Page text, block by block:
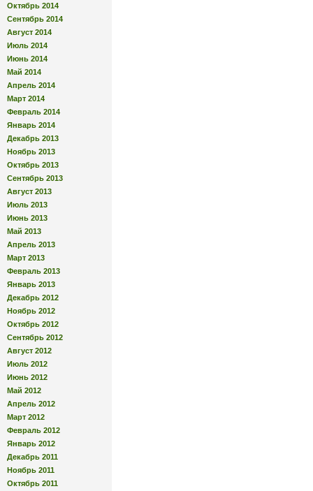
Октябрь 2014
Сентябрь 2014
Август 2014
Июль 2014
Июнь 2014
Май 2014
Апрель 2014
Март 2014
Февраль 2014
Январь 2014
Декабрь 2013
Ноябрь 2013
Октябрь 2013
Сентябрь 2013
Август 2013
Июль 2013
Июнь 2013
Май 2013
Апрель 2013
Март 2013
Февраль 2013
Январь 2013
Декабрь 2012
Ноябрь 2012
Октябрь 2012
Сентябрь 2012
Август 2012
Июль 2012
Июнь 2012
Май 2012
Апрель 2012
Март 2012
Февраль 2012
Январь 2012
Декабрь 2011
Ноябрь 2011
Октябрь 2011